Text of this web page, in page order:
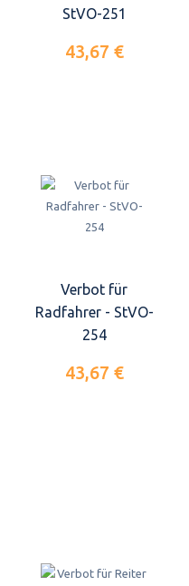
StVO-251
43,67 €
Verbot für
Radfahrer - StVO-
254
43,67 €